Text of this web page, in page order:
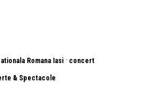
Romana Iasi · concert
& Spectacole